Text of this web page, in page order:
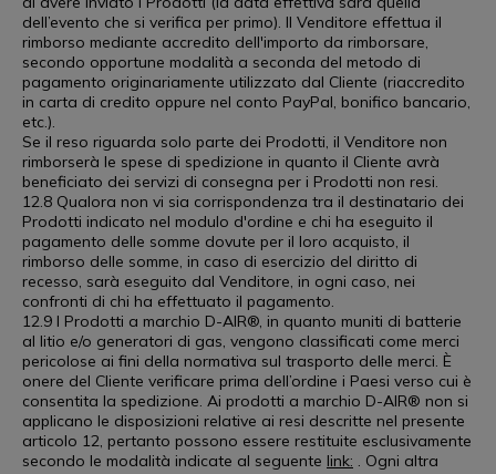
dell’evento che si verifica per primo). Il Venditore effettua il
rimborso mediante accredito dell'importo da rimborsare,
secondo opportune modalità a seconda del metodo di
pagamento originariamente utilizzato dal Cliente (riaccredito
in carta di credito oppure nel conto PayPal, bonifico bancario,
etc.).
Se il reso riguarda solo parte dei Prodotti, il Venditore non
rimborserà le spese di spedizione in quanto il Cliente avrà
beneficiato dei servizi di consegna per i Prodotti non resi.
12.8 Qualora non vi sia corrispondenza tra il destinatario dei
Prodotti indicato nel modulo d'ordine e chi ha eseguito il
pagamento delle somme dovute per il loro acquisto, il
rimborso delle somme, in caso di esercizio del diritto di
recesso, sarà eseguito dal Venditore, in ogni caso, nei
confronti di chi ha effettuato il pagamento.
12.9 I Prodotti a marchio D-AIR®, in quanto muniti di batterie
al litio e/o generatori di gas, vengono classificati come merci
pericolose ai fini della normativa sul trasporto delle merci. È
onere del Cliente verificare prima dell’ordine i Paesi verso cui è
consentita la spedizione. Ai prodotti a marchio D-AIR® non si
applicano le disposizioni relative ai resi descritte nel presente
articolo 12, pertanto possono essere restituite esclusivamente
secondo le modalità indicate al seguente link: . Ogni altra